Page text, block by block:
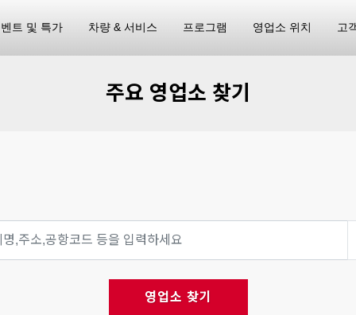
트 및 특가 차량 & 서비스 프로그램 영업소 위치 고
주요 영업소 찾기
영업소 찾기